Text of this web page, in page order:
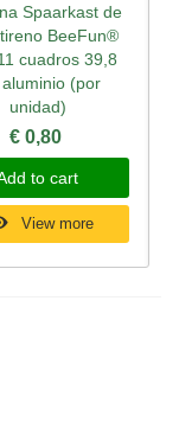
Spaarkast de
BeeFun®
cuadros 39,8
(por
unidad)
€ 0,80
to cart
View more